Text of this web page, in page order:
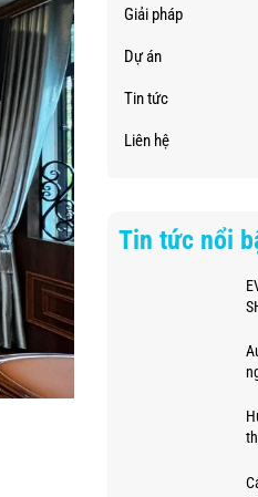
Giải pháp
Dự án
Tin tức
Liên hệ
Tin tức nổi